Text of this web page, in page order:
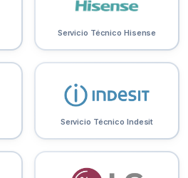
Servicio Técnico Hisense
Servicio Técnico Indesit